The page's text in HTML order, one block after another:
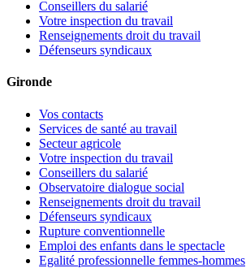
Conseillers du salarié
Votre inspection du travail
Renseignements droit du travail
Défenseurs syndicaux
Gironde
Vos contacts
Services de santé au travail
Secteur agricole
Votre inspection du travail
Conseillers du salarié
Observatoire dialogue social
Renseignements droit du travail
Défenseurs syndicaux
Rupture conventionnelle
Emploi des enfants dans le spectacle
Egalité professionnelle femmes-hommes